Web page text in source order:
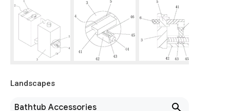
Landscapes
Bathtub Accessories